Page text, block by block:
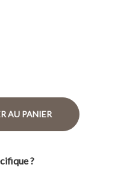
AU PANIER
?